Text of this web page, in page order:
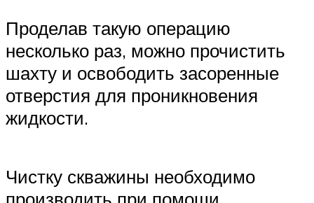
Проделав такую операцию
несколько раз, можно прочистить
шахту и освободить засоренные
отверстия для проникновения
жидкости.
Чистку скважины необходимо